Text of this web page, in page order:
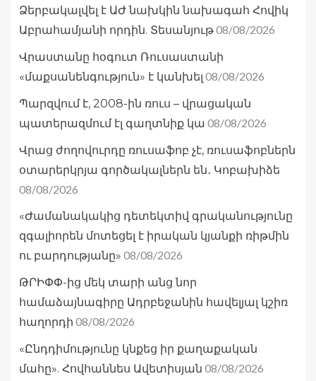
Ձերբակալվել է ԱԺ նախկին նախագահ Հովիկ
Աբրահամյանի որդին. Տեսանյութ08/08/2026
Վրաստանը հօգուտ Ռուսաստանի
«մաքսանենգություն» է կանխել 08/08/2026
Պարզվում է, 2008-ին ռուս – վրացական
պատերազմում էլ գաղտնիք կա 08/08/2026
Վրաց ժողովուրդը ռուսաֆոբ չէ, ռուսաֆոբներն
օտարերկրյա գործակալներն են․ Կոբախիձե
08/08/2026
«Ժամանակակից դետեկտիվ գրականությունը
զգալիորեն մոտեցել է իրական կյանքի ռիթմին
ու բարդությանը» 08/08/2026
ԹՐԻՓՓ-ից մեկ տարի անց նոր
համաձայնագիրը Ադրբեջանին հավելյալ կշիռ
հաղորդի 08/08/2026
«Ընդդիմությունը կնքեց իր քաղաքական
մահը». Հովհաննես Ավետիսյան 08/08/2026